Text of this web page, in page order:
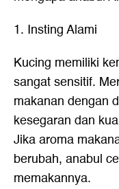
1. Insting Alami
Kucing memiliki
sangat sensitif.
makanan dengan
kesegaran dan
Jika aroma
berubah, anabul
memakannya.